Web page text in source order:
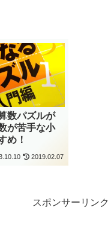
数パズルが
が苦手な小
め！
2019.02.07
スポンサーリンク